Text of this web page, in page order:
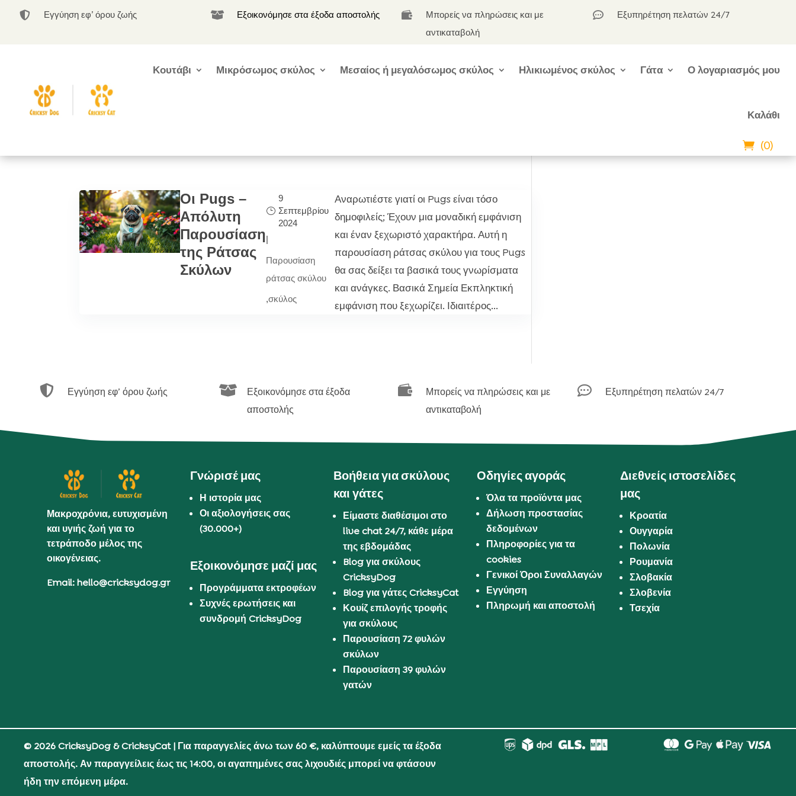
 Εγγύηση εφ’ όρου ζωής  Εξοικονόμησε στα έξοδα αποστολής 
Μπορείς να πληρώσεις και με
αντικαταβολή
 Εξυπηρέτηση πελατών 24/7
Κουτάβι Μικρόσωμος σκύλος Μεσαίος ή μεγαλόσωμος σκύλος Ηλικιωμένος σκύλος Γάτα Ο λογαριασμός μου
Καλάθι
(0)
Οι Pugs –
Απόλυτη
Παρουσίαση
της Ράτσας
Σκύλων
9
Σεπτεμβρίου
2024
|
Παρουσίαση
ράτσας σκύλου
,σκύλος
Αναρωτιέστε γιατί οι Pugs είναι τόσο
δημοφιλείς; Έχουν μια μοναδική εμφάνιση
και έναν ξεχωριστό χαρακτήρα. Αυτή η
παρουσίαση ράτσας σκύλου για τους Pugs
θα σας δείξει τα βασικά τους γνωρίσματα
και ανάγκες. Βασικά Σημεία Εκπληκτική
εμφάνιση που ξεχωρίζει. Ιδιαιτέρος...
 Εγγύηση εφ’ όρου ζωής 
Εξοικονόμησε στα έξοδα
αποστολής

Μπορείς να πληρώσεις και με
αντικαταβολή
 Εξυπηρέτηση πελατών 24/7
Μακροχρόνια, ευτυχισμένη
και υγιής ζωή για το
τετράποδο μέλος της
οικογένειας.
Email: hello@cricksydog.gr
Γνώρισέ μας
Η ιστορία μας
Οι αξιολογήσεις σας
(30.000+)
Εξοικονόμησε μαζί μας
Προγράμματα εκτροφέων
Συχνές ερωτήσεις και
συνδρομή CricksyDog
Βοήθεια για σκύλους
και γάτες
Είμαστε διαθέσιμοι στο
live chat 24/7, κάθε μέρα
της εβδομάδας
Blog για σκύλους
CricksyDog
Blog για γάτες CricksyCat
Κουίζ επιλογής τροφής
για σκύλους
Παρουσίαση 72 φυλών
σκύλων
Παρουσίαση 39 φυλών
γατών
Οδηγίες αγοράς
Όλα τα προϊόντα μας
Δήλωση προστασίας
δεδομένων
Πληροφορίες για τα
cookies
Γενικοί Όροι Συναλλαγών
Εγγύηση
Πληρωμή και αποστολή
Διεθνείς ιστοσελίδες
μας
Κροατία
Ουγγαρία
Πολωνία
Ρουμανία
Σλοβακία
Σλοβενία
Τσεχία
© 2026 CricksyDog & CricksyCat| Για παραγγελίες άνω των 60 €, καλύπτουμε εμείς τα έξοδα
αποστολής. Αν παραγγείλεις έως τις 14:00, οι αγαπημένες σας λιχουδιές μπορεί να φτάσουν
ήδη την επόμενη μέρα.